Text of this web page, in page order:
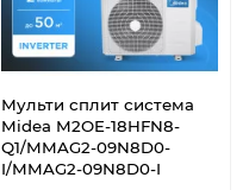
Мульти сплит система
Midea M2OE-18HFN8-
Q1/MMAG2-09N8D0-
I/MMAG2-09N8D0-I